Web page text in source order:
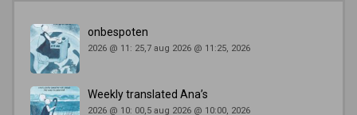
onbespoten
2026 @ 11: 25,7 aug 2026 @ 11:25, 2026
Weekly translated Ana’s
2026 @ 10: 00,5 aug 2026 @ 10:00, 2026